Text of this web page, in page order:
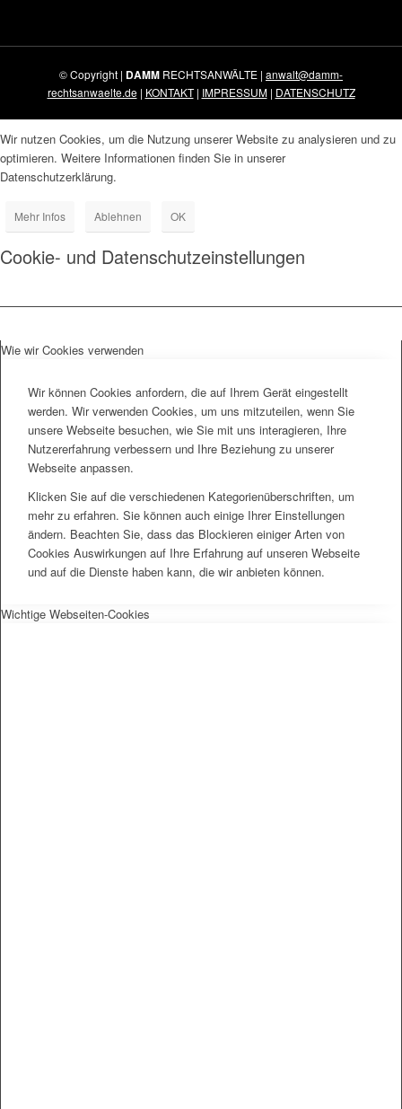
© Copyright | DAMM RECHTSANWÄLTE | anwalt@damm-
rechtsanwaelte.de| KONTAKT| IMPRESSUM| DATENSCHUTZ
Wir nutzen Cookies, um die Nutzung unserer Website zu analysieren und zu
optimieren. Weitere Informationen finden Sie in unserer
Datenschutzerklärung.
Mehr Infos Ablehnen OK
Cookie- und Datenschutzeinstellungen
Wie wir Cookies verwenden
Wir können Cookies anfordern, die auf Ihrem Gerät eingestellt
werden. Wir verwenden Cookies, um uns mitzuteilen, wenn Sie
unsere Webseite besuchen, wie Sie mit uns interagieren, Ihre
Nutzererfahrung verbessern und Ihre Beziehung zu unserer
Webseite anpassen.
Klicken Sie auf die verschiedenen Kategorienüberschriften, um
mehr zu erfahren. Sie können auch einige Ihrer Einstellungen
ändern. Beachten Sie, dass das Blockieren einiger Arten von
Cookies Auswirkungen auf Ihre Erfahrung auf unseren Webseite
und auf die Dienste haben kann, die wir anbieten können.
Wichtige Webseiten-Cookies